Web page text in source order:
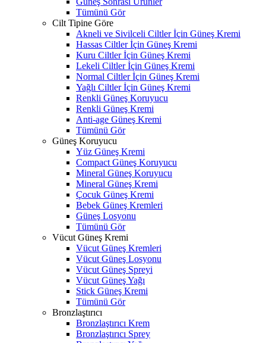
Tümünü Gör
Cilt Tipine Göre
Akneli ve Sivilceli Ciltler İçin Güneş Kremi
Hassas Ciltler İçin Güneş Kremi
Kuru Ciltler İçin Güneş Kremi
Lekeli Ciltler İçin Güneş Kremi
Normal Ciltler İçin Güneş Kremi
Yağlı Ciltler İçin Güneş Kremi
Renkli Güneş Koruyucu
Renkli Güneş Kremi
Anti-age Güneş Kremi
Tümünü Gör
Güneş Koruyucu
Yüz Güneş Kremi
Compact Güneş Koruyucu
Mineral Güneş Koruyucu
Mineral Güneş Kremi
Çocuk Güneş Kremi
Bebek Güneş Kremleri
Güneş Losyonu
Tümünü Gör
Vücut Güneş Kremi
Vücut Güneş Kremleri
Vücut Güneş Losyonu
Vücut Güneş Spreyi
Vücut Güneş Yağı
Stick Güneş Kremi
Tümünü Gör
Bronzlaştırıcı
Bronzlaştırıcı Krem
Bronzlaştırıcı Sprey